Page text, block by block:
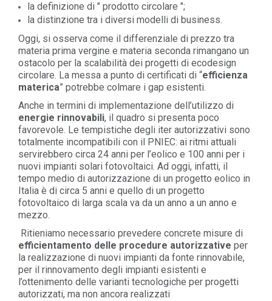
la definizione di " prodotto circolare ";
la distinzione tra i diversi modelli di business.
Oggi, si osserva come il differenziale di prezzo tra
materia prima vergine e materia seconda rimangano un
ostacolo per la scalabilità dei progetti di ecodesign
circolare. La messa a punto di certificati di “efficienza
materica” potrebbe colmare i gap esistenti.
Anche in termini di implementazione dell’utilizzo di
energie rinnovabili, il quadro si presenta poco
favorevole. Le tempistiche degli iter autorizzativi sono
totalmente incompatibili con il PNIEC: ai ritmi attuali
servirebbero circa 24 anni per l’eolico e 100 anni per i
nuovi impianti solari fotovoltaici. Ad oggi, infatti, il
tempo medio di autorizzazione di un progetto eolico in
Italia è di circa 5 anni e quello di un progetto
fotovoltaico di larga scala va da un anno a un anno e
mezzo.
Ritieniamo necessario prevedere concrete misure di
efficientamento delle procedure autorizzative per
la realizzazione di nuovi impianti da fonte rinnovabile,
per il rinnovamento degli impianti esistenti e
l’ottenimento delle varianti tecnologiche per progetti
autorizzati, ma non ancora realizzati